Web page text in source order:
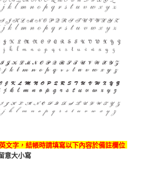
文字，結帳時請填寫以下內容於備註欄位
意大小寫